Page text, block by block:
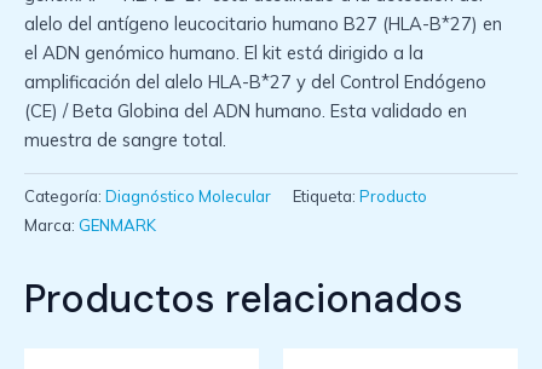
alelo del antígeno leucocitario humano B27 (HLA-B*27) en
el ADN genómico humano. El kit está dirigido a la
amplificación del alelo HLA-B*27 y del Control Endógeno
(CE) / Beta Globina del ADN humano. Esta validado en
muestra de sangre total.
Categoría: Diagnóstico Molecular Etiqueta: Producto
Marca: GENMARK
Productos relacionados